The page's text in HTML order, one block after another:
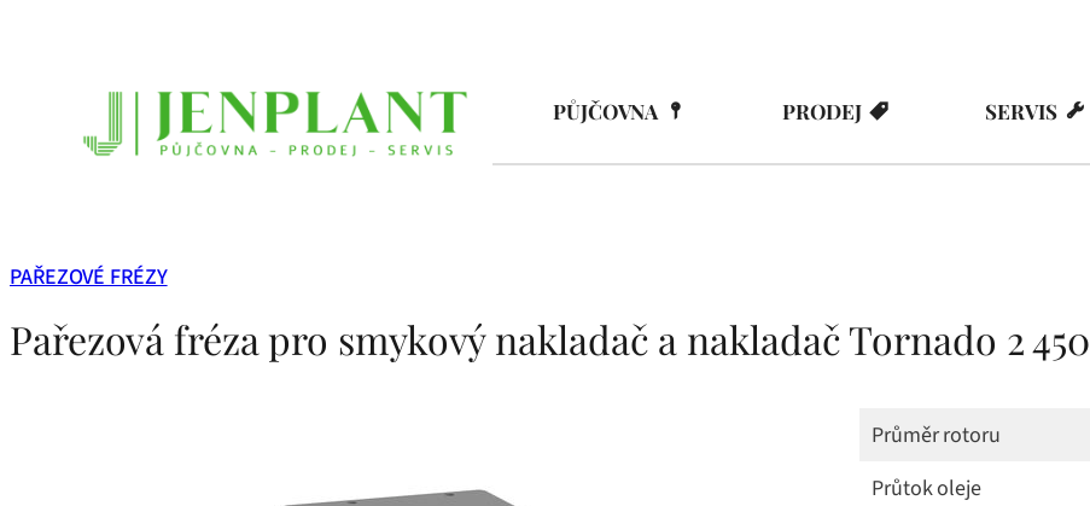
PŮJČOVNA PRODEJ SERVIS
PAŘEZOVÉ FRÉZY
Pařezová fréza pro smykový nakladač a nakladač Tornado 2 450
Průměr rotoru
Průtok oleje